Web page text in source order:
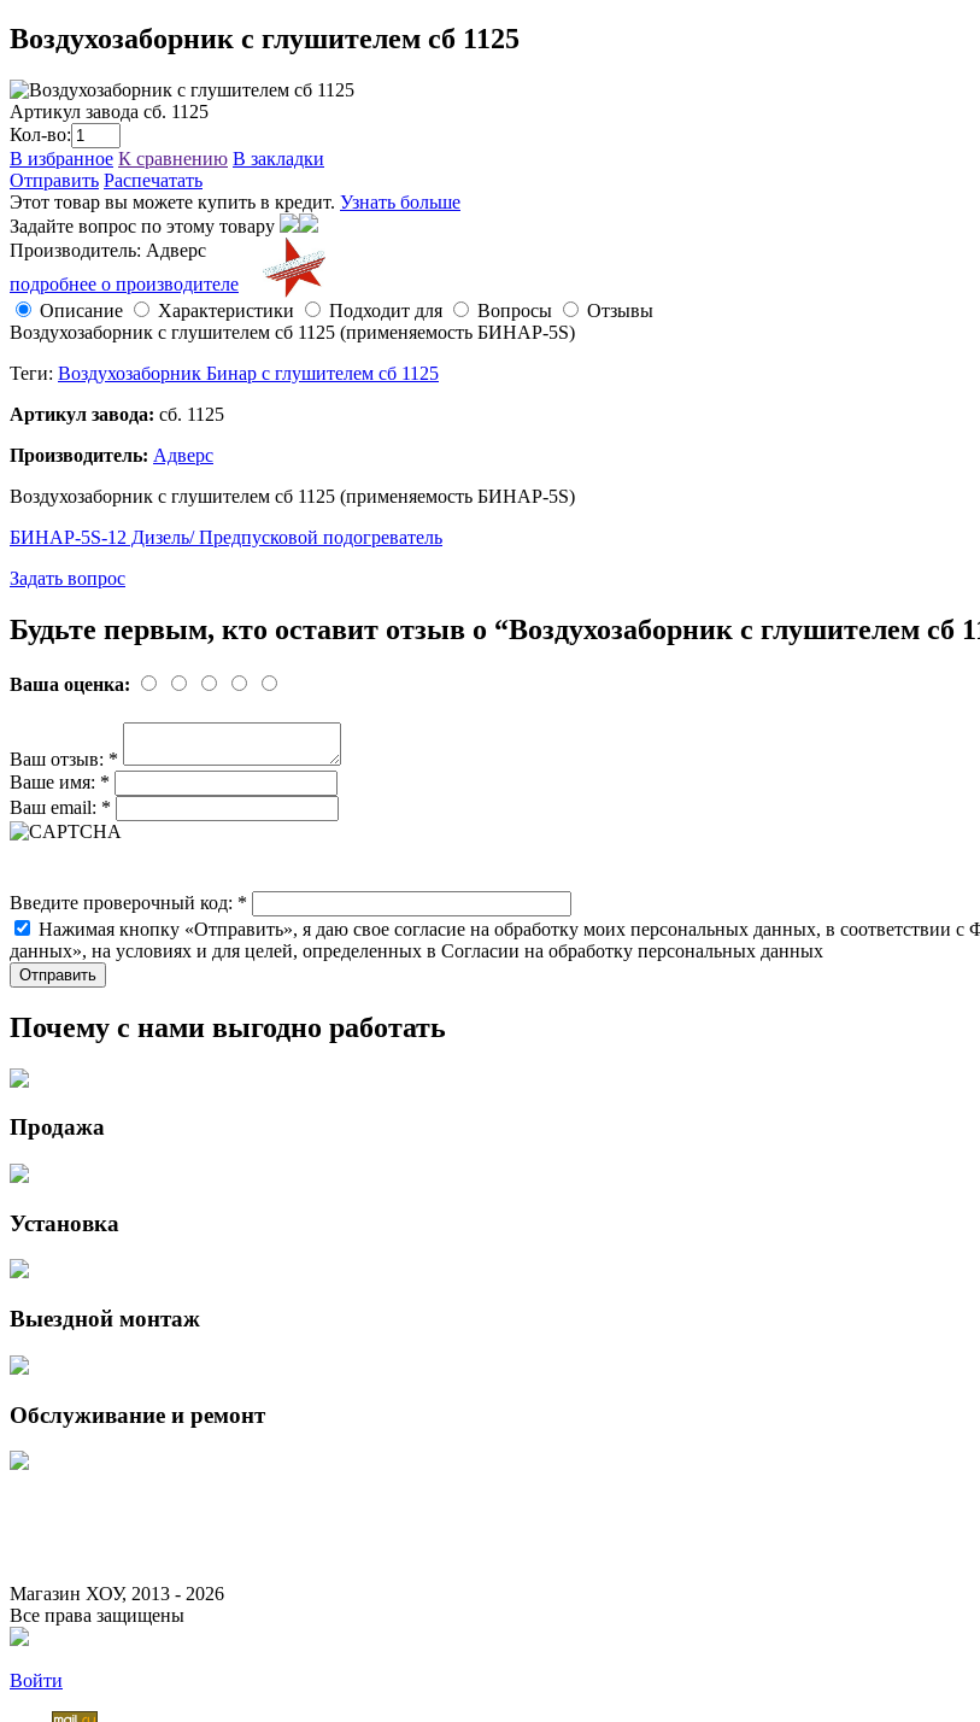
Воздухозаборник с глушителем сб 1125
Артикул завода сб. 1125
Кол-во:
В избранное К сравнению В закладки
Отправить Распечатать
Этот товар вы можете купить в кредит. Узнать больше
Задайте вопрос по этому товару
Производитель: Адверс
подробнее о производителе
Описание
Характеристики Подходит для Вопросы
Отзывы
Воздухозаборник с глушителем сб 1125 (применяемость БИНАР-5S)
Теги: Воздухозаборник Бинар с глушителем сб 1125
Артикул завода: сб. 1125
Производитель: Адверс
Воздухозаборник с глушителем сб 1125 (применяемость БИНАР-5S)
БИНАР-5S-12 Дизель/ Предпусковой подогреватель
Задать вопрос
Будьте первым, кто оставит отзыв о “Воздухозаборник с глушителем сб
Ваша оценка:
Ваш отзыв: *
Ваше имя: *
Ваш email: *
Введите проверочный код: *
Нажимая кнопку «Отправить», я даю свое согласие на обработку моих персональных данных, в соответствии
данных», на условиях и для целей, определенных в Согласии на обработку персональных данных
Почему с нами выгодно работать
Продажа
Установка
Выездной монтаж
Обслуживание и ремонт
Магазин ХОУ, 2013 - 2026
Все права защищены
Войти